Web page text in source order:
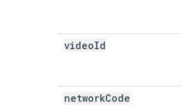
videoId
networkCode